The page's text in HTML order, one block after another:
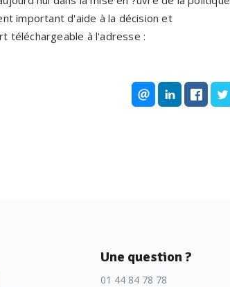
important d'aide à la décision et
téléchargeable à l'adresse :
Une question ?
01 44 84 78 78